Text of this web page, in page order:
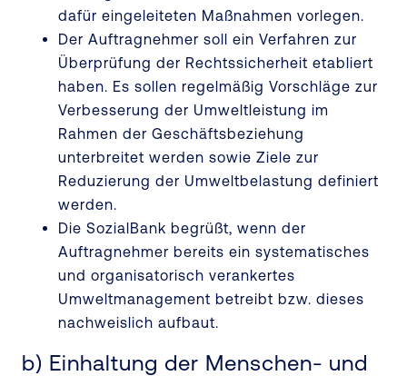
dafür eingeleiteten Maßnahmen vorlegen.
Der Auftragnehmer soll ein Verfahren zur
Überprüfung der Rechtssicherheit etabliert
haben. Es sollen regelmäßig Vorschläge zur
Verbesserung der Umweltleistung im
Rahmen der Geschäftsbeziehung
unterbreitet werden sowie Ziele zur
Reduzierung der Umweltbelastung definiert
werden.
Die SozialBank begrüßt, wenn der
Auftragnehmer bereits ein systematisches
und organisatorisch verankertes
Umweltmanagement betreibt bzw. dieses
nachweislich aufbaut.
b) Einhaltung der Menschen- und